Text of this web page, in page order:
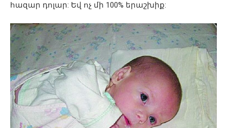
հազար դոլար: Եվ ոչ մի 100% երաշխիք: